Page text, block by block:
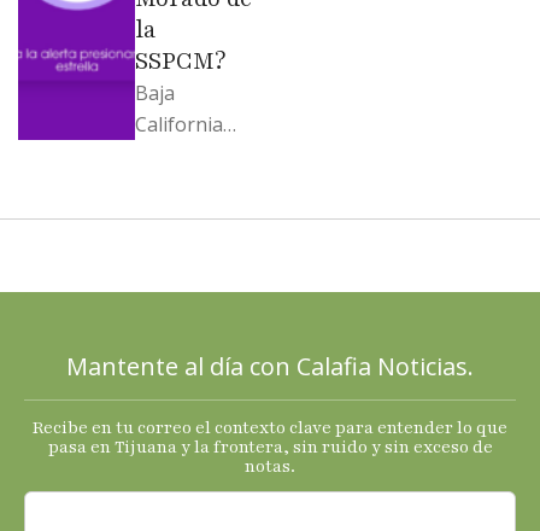
la
SSPCM?
Baja
California
2025 con
termómetro
s
económicos.
Mantente al día con Calafia Noticias.
Recibe en tu correo el contexto clave para entender lo que
pasa en Tijuana y la frontera, sin ruido y sin exceso de
notas.